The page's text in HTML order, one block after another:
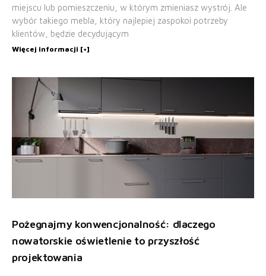
miejscu lub pomieszczeniu, w którym zmieniasz wystrój. Ale
wybór takiego mebla, który najlepiej zaspokoi potrzeby
klientów, będzie decydującym
Więcej informacji [+]
Pożegnajmy konwencjonalność: dlaczego
nowatorskie oświetlenie to przyszłość
projektowania